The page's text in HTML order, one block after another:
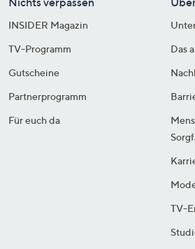
INSIDER Magazin
TV-Programm
Gutscheine
Partnerprogramm
Für euch da
Das
TV-